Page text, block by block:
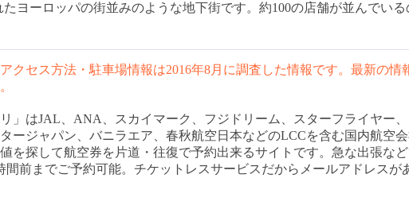
ヨーロッパの街並みのような地下街です。約100の店舗が並んでいる
クセス方法・駐車場情報は2016年8月に調査した情報です。最新の情
」はJAL、ANA、スカイマーク、フジドリーム、スターフライヤー
ージャパン、バニラエア、春秋航空日本などのLCCを含む国内航空会
を探して航空券を片道・往復で予約出来るサイトです。急な出張な
前までご予約可能。チケットレスサービスだからメールアドレスが